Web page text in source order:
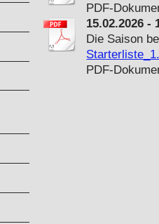
PDF-
15.02.2026
Die Saison
PDF-